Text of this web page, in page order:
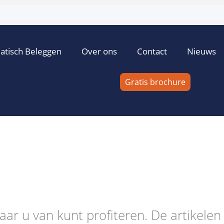
Beleggen Over ons Contact Nieuws
Gratis brochure
u van kunt profiteren. De